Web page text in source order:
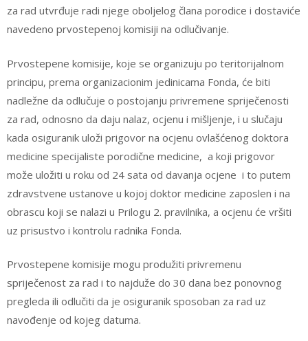
za rad utvrđuje radi njege oboljelog člana porodice i dostaviće
navedeno prvostepenoj komisiji na odlučivanje.
Prvostepene komisije, koje se organizuju po teritorijalnom
principu, prema organizacionim jedinicama Fonda, će biti
nadležne da odlučuje o postojanju privremene spriječenosti
za rad, odnosno da daju nalaz, ocjenu i mišljenje, i u slučaju
kada osiguranik uloži prigovor na ocjenu ovlašćenog doktora
medicine specijaliste porodične medicine, a koji prigovor
može uložiti u roku od 24 sata od davanja ocjene i to putem
zdravstvene ustanove u kojoj doktor medicine zaposlen i na
obrascu koji se nalazi u Prilogu 2. pravilnika, a ocjenu će vršiti
uz prisustvo i kontrolu radnika Fonda.
Prvostepene komisije mogu produžiti privremenu
spriječenost za rad i to najduže do 30 dana bez ponovnog
pregleda ili odlučiti da je osiguranik sposoban za rad uz
navođenje od kojeg datuma.